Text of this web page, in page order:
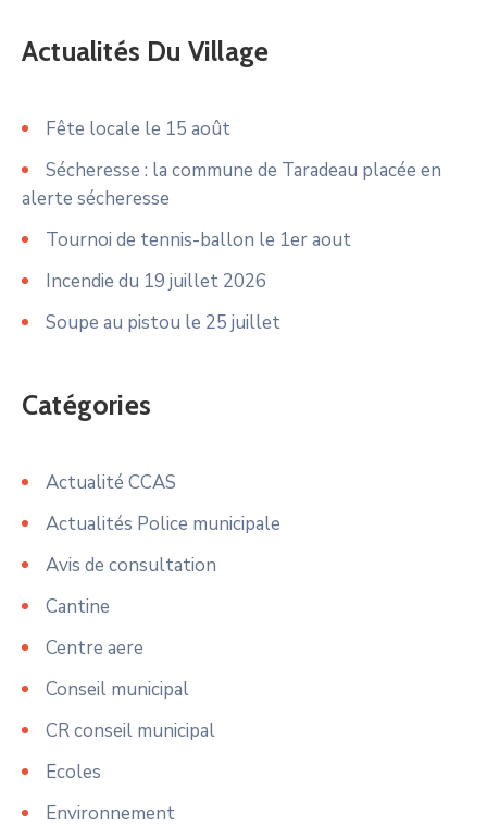
Actualités Du Village
Fête locale le 15 août
Sécheresse : la commune de Taradeau placée en
alerte sécheresse
Tournoi de tennis-ballon le 1er aout
Incendie du 19 juillet 2026
Soupe au pistou le 25 juillet
Catégories
Actualité CCAS
Actualités Police municipale
Avis de consultation
Cantine
Centre aere
Conseil municipal
CR conseil municipal
Ecoles
Environnement